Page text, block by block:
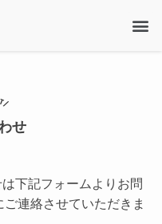
せ
下記フォームよりお問
ご連絡させていただきま